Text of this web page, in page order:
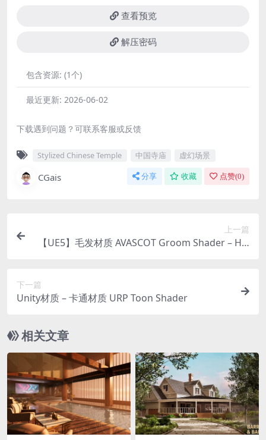
查看预览
解压密码
包含资源: (1个)
最近更新: 2026-06-02
下载遇到问题？可联系客服或反馈
Stylized Chinese Temple 中国寺庙 虚幻场景
CGais 分享 收藏 点赞(0)
上一篇
【UE5】毛发材质 AVASCOT Groom Shader – Hai
下一篇
Unity材质 – 卡通材质 URP Toon Shader
相关文章